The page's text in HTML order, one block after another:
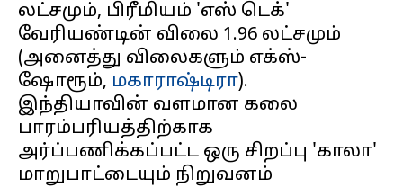
லட்சமும், பிரீமியம் 'எஸ் டெக்'
வேரியண்டின் விலை ₹1.96 லட்சமும்
(அனைத்து விலைகளும் எக்ஸ்-
ஷோரூம், மகாராஷ்டிரா).
இந்தியாவின் வளமான கலை
பாரம்பரியத்திற்காக
அர்ப்பணிக்கப்பட்ட ஒரு சிறப்பு 'காலா'
மாறுபாட்டையும் நிறுவனம்